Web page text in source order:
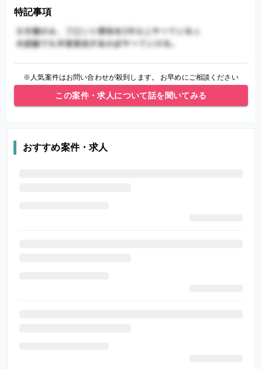
特記事項
※人気案件はお問い合わせが殺到します。 お早めにご相談ください
この案件・求人について話を聞いてみる
おすすめ案件・求人